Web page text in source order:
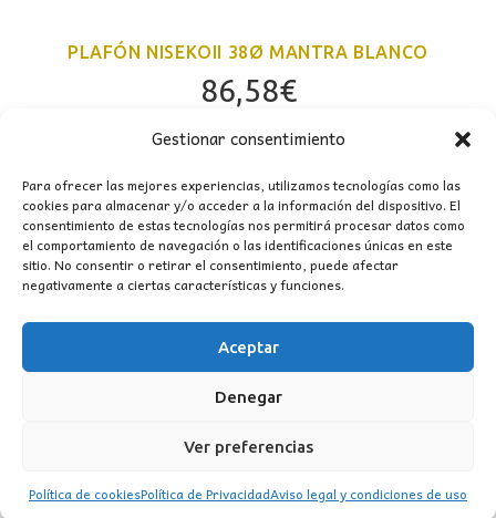
Gestionar consentimiento
Para ofrecer las mejores experiencias, utilizamos tecnologías como las
cookies para almacenar y/o acceder a la información del dispositivo. El
consentimiento de estas tecnologías nos permitirá procesar datos como
el comportamiento de navegación o las identificaciones únicas en este
sitio. No consentir o retirar el consentimiento, puede afectar
negativamente a ciertas características y funciones.
Aceptar
Denegar
Ver preferencias
Política de cookiesPolítica de PrivacidadAviso legal y condiciones de uso
PLAFÓN NISEKOII 38Ø MANTRA BLANCO
86,58€